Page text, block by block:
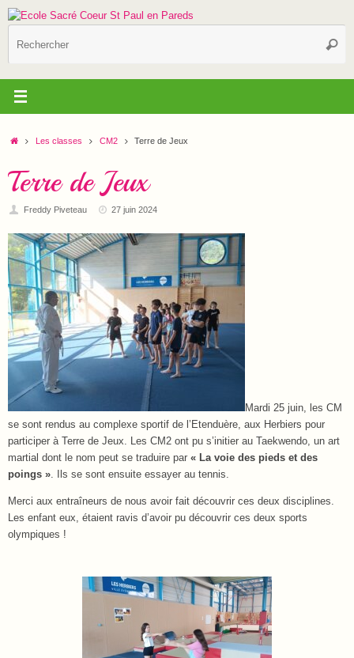
Passer
au
contenu
AccueilLes classes CM2 Terre de Jeux
Terre de Jeux
Freddy Piveteau 27 juin 2024
Mardi 25 juin, les CM
se sont rendus au complexe sportif de l’Etenduère, aux Herbiers pour
participer à Terre de Jeux. Les CM2 ont pu s’initier au Taekwendo, un art
martial dont le nom peut se traduire par « La voie des pieds et des
poings ». Ils se sont ensuite essayer au tennis.
Merci aux entraîneurs de nous avoir fait découvrir ces deux disciplines.
Les enfant eux, étaient ravis d’avoir pu découvrir ces deux sports
olympiques !